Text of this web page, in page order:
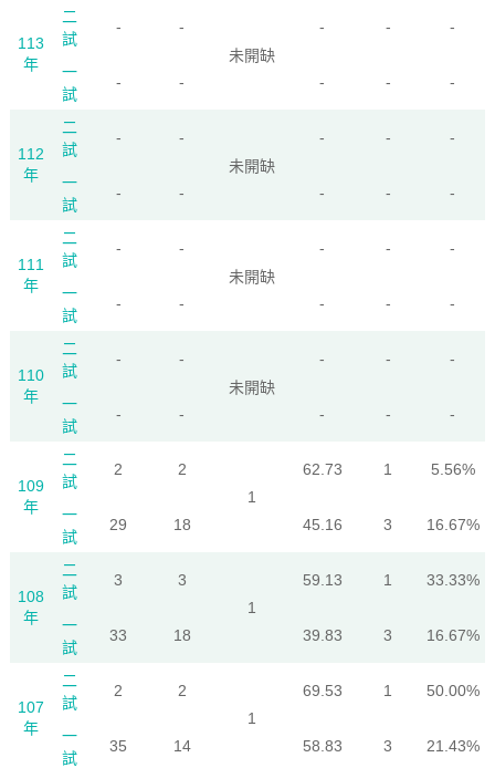
113
年
二
試
-
-
未開缺
- - -
一
試
- - - - -
112
年
二
試
-
-
未開缺
- - -
一
試
- - - - -
111
年
二
試
-
-
未開缺
- - -
一
試
- - - - -
110
年
二
試
-
-
未開缺
- - -
一
試
- - - - -
109
年
二
試
2
2
1
62.73 1 5.56%
一
試
29 18 45.16 3 16.67%
108
年
二
試
3
3
1
59.13 1 33.33%
一
試
33 18 39.83 3 16.67%
107
年
二
試
2
2
1
69.53 1 50.00%
一
試
35 14 58.83 3 21.43%